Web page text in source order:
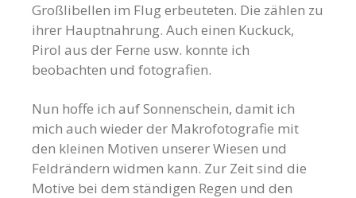
Großlibellen im Flug erbeuteten. Die zählen zu
ihrer Hauptnahrung. Auch einen Kuckuck,
Pirol aus der Ferne usw. konnte ich
beobachten und fotografien.
Nun hoffe ich auf Sonnenschein, damit ich
mich auch wieder der Makrofotografie mit
den kleinen Motiven unserer Wiesen und
Feldrändern widmen kann. Zur Zeit sind die
Motive bei dem ständigen Regen und den